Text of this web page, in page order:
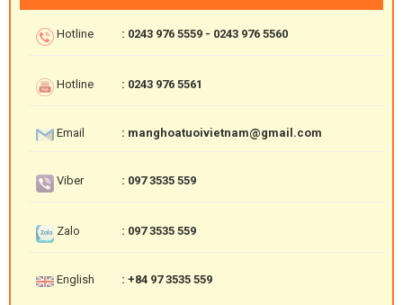
Hotline : 0243 976 5559 - 0243 976 5560
Hotline : 0243 976 5561
Email : manghoatuoivietnam@gmail.com
Viber : 097 3535 559
Zalo : 097 3535 559
English : +84 97 3535 559